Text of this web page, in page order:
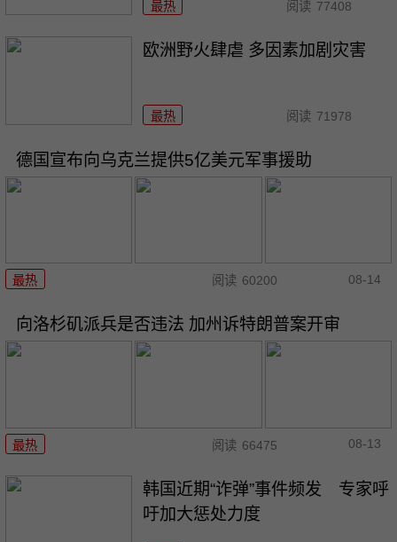
最热 阅读 77408
欧洲野火肆虐 多因素加剧灾害
最热 阅读 71978
德国宣布向乌克兰提供5亿美元军事援助
最热 阅读 60200 08-14
向洛杉矶派兵是否违法 加州诉特朗普案开审
最热 阅读 66475 08-13
韩国近期“诈弹”事件频发 专家呼
吁加大惩处力度